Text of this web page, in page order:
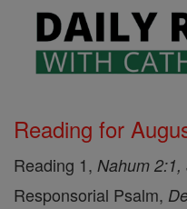
Reading for
Reading 1, Nahum
Responsorial Psalm,